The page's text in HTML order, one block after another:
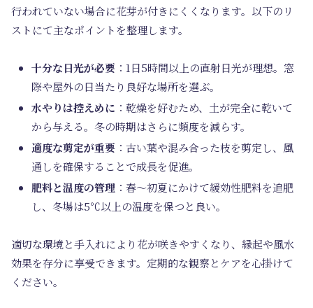
行われていない場合に花芽が付きにくくなります。以下のリ
ストにて主なポイントを整理します。
十分な日光が必要 ：1日5時間以上の直射日光が理想。窓
際や屋外の日当たり良好な場所を選ぶ。
水やりは控えめに ：乾燥を好むため、土が完全に乾いて
から与える。冬の時期はさらに頻度を減らす。
適度な剪定が重要 ：古い葉や混み合った枝を剪定し、風
通しを確保することで成長を促進。
肥料と温度の管理 ：春～初夏にかけて緩効性肥料を追肥
し、冬場は5℃以上の温度を保つと良い。
適切な環境と手入れにより花が咲きやすくなり、縁起や風水
効果を存分に享受できます。定期的な観察とケアを心掛けて
ください。